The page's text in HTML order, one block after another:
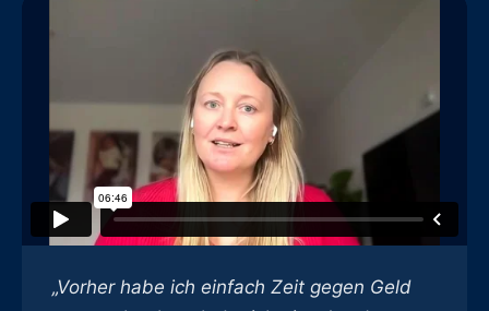
„Vorher habe ich einfach Zeit gegen Geld